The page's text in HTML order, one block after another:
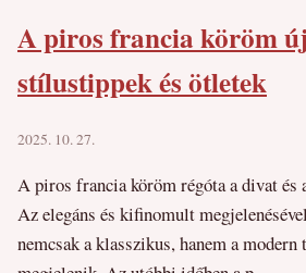
A piros francia köröm
stílustippek és ötletek
2025. 10. 27.
A piros francia köröm régóta a divat és
Az elegáns és kifinomult
nemcsak a klasszikus, hanem a modern